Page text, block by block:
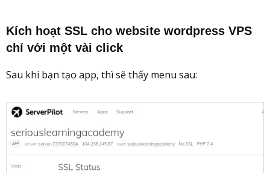
Kích hoạt SSL cho website wordpress VPS
chỉ với một vài click
Sau khi bạn tạo app, thì sẽ thấy menu sau: